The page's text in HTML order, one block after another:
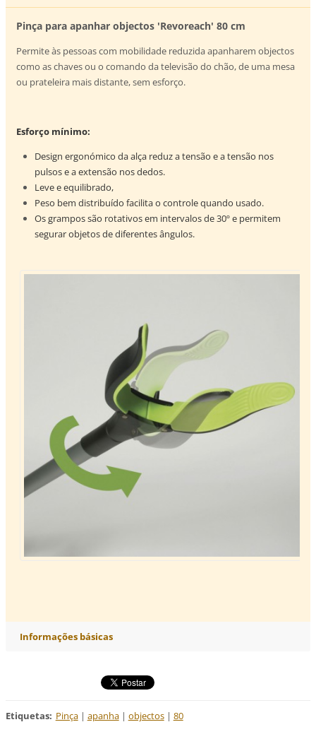
Pinça para apanhar objectos 'Revoreach' 80 cm
Permite às pessoas com mobilidade reduzida apanharem objectos
como as chaves ou o comando da televisão do chão, de uma mesa
ou prateleira mais distante, sem esforço.
Esforço mínimo:
Design ergonómico da alça reduz a tensão e a tensão nos
pulsos e a extensão nos dedos.
Leve e equilibrado,
Peso bem distribuído facilita o controle quando usado.
Os grampos são rotativos em intervalos de 30º e permitem
segurar objetos de diferentes ângulos.
Informações básicas
Etiquetas: Pinça | apanha | objectos | 80